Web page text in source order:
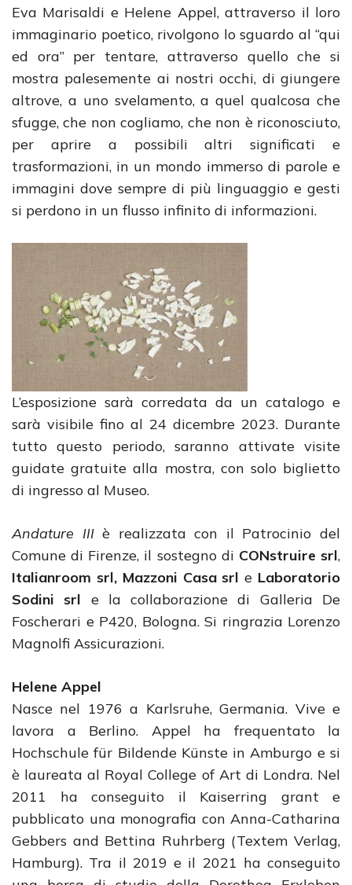
Eva Marisaldi e Helene Appel, attraverso il loro
immaginario poetico, rivolgono lo sguardo al “qui
ed ora” per tentare, attraverso quello che si
mostra palesemente ai nostri occhi, di giungere
altrove, a uno svelamento, a quel qualcosa che
sfugge, che non cogliamo, che non è riconosciuto,
per aprire a possibili altri significati e
trasformazioni, in un mondo immerso di parole e
immagini dove sempre di più linguaggio e gesti
si perdono in un flusso infinito di informazioni.
L’esposizione sarà corredata da un catalogo e
sarà visibile fino al 24 dicembre 2023. Durante
tutto questo periodo, saranno attivate visite
guidate gratuite alla mostra, con solo biglietto
di ingresso al Museo.
Andature IIIè realizzata con il Patrocinio del
Comune di Firenze, il sostegno di CONstruire srl,
Italianroom srl, Mazzoni Casa srl e Laboratorio
Sodini srl e la collaborazione di Galleria De
Foscherari e P420, Bologna. Si ringrazia Lorenzo
Magnolfi Assicurazioni.
Helene Appel
Nasce nel 1976 a Karlsruhe, Germania. Vive e
lavora a Berlino. Appel ha frequentato la
Hochschule für Bildende Künste in Amburgo e si
è laureata al Royal College of Art di Londra. Nel
2011 ha conseguito il Kaiserring grant e
pubblicato una monografia con Anna-Catharina
Gebbers and Bettina Ruhrberg (Textem Verlag,
Hamburg). Tra il 2019 e il 2021 ha conseguito